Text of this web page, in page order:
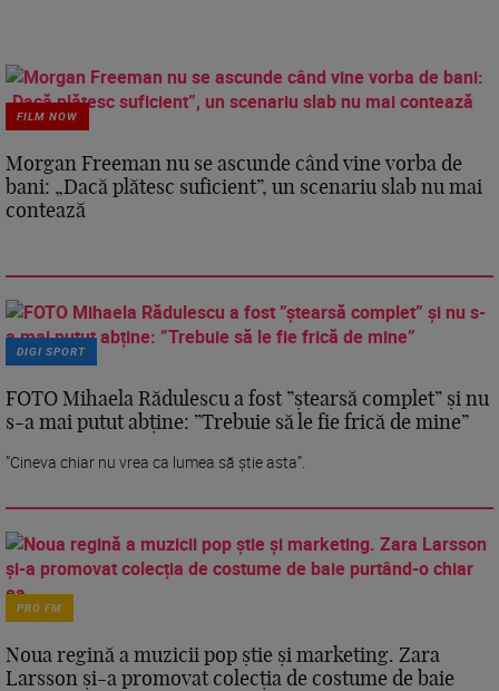
FILM NOW
Morgan Freeman nu se ascunde când vine vorba de
bani: „Dacă plătesc suficient”, un scenariu slab nu mai
contează
DIGI SPORT
FOTO Mihaela Rădulescu a fost ”ștearsă complet” și nu
s-a mai putut abține: ”Trebuie să le fie frică de mine”
”Cineva chiar nu vrea ca lumea să știe asta”.
PRO FM
Noua regină a muzicii pop știe și marketing. Zara
Larsson și-a promovat colecția de costume de baie